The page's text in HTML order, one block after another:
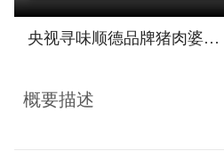
央视寻味顺德品牌猪肉婆用煲仔炉做菜做锅巴油盐饭
概要描述